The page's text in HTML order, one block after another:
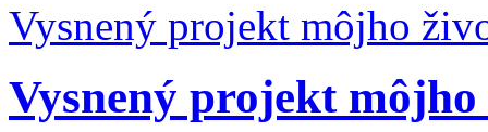
Vysnený projekt môjho
Vysnený projekt